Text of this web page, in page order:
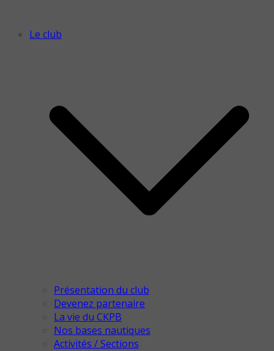
Le club
Présentation du club
Devenez partenaire
La vie du CKPB
Nos bases nautiques
Activités / Sections